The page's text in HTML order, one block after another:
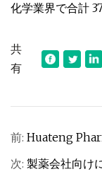
化学業界で合計
共
有
前: Huateng
次: 製薬会社向け